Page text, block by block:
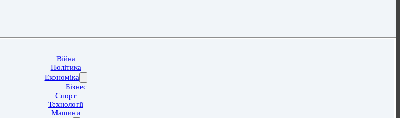
Війна
Політика
Економіка
Бізнес
Спорт
Технології
Машини